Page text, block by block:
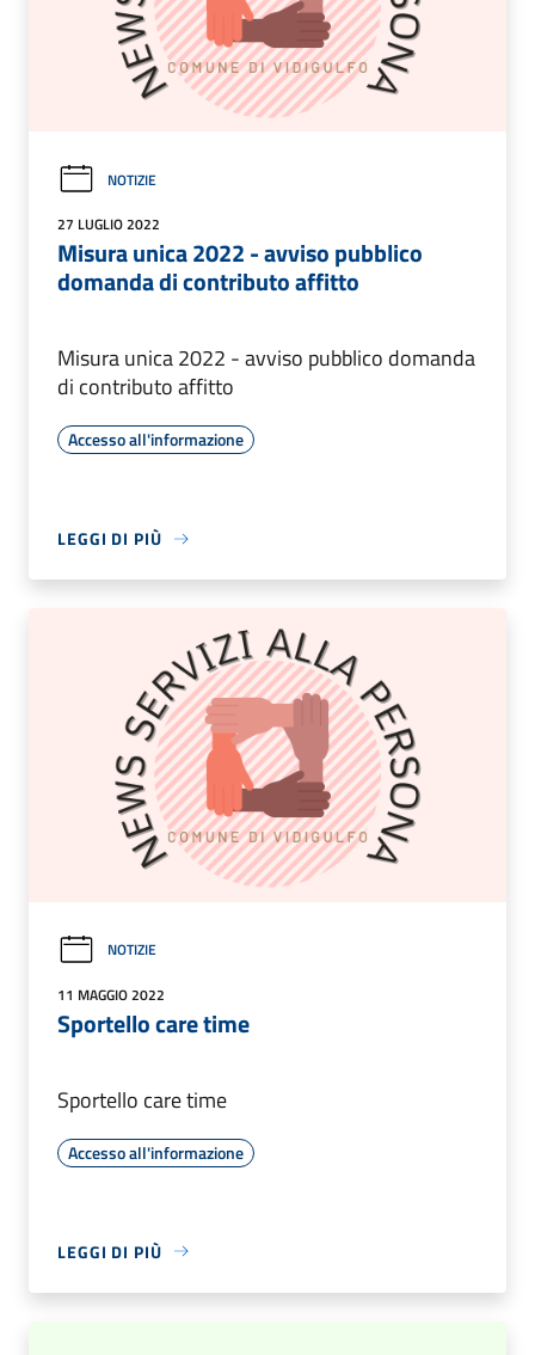
NOTIZIE
27 LUGLIO 2022
Misura unica 2022 - avviso pubblico
domanda di contributo affitto
Misura unica 2022 - avviso pubblico domanda
di contributo affitto
Accesso all'informazione
LEGGI DI PIÙ
NOTIZIE
11 MAGGIO 2022
Sportello care time
Sportello care time
Accesso all'informazione
LEGGI DI PIÙ